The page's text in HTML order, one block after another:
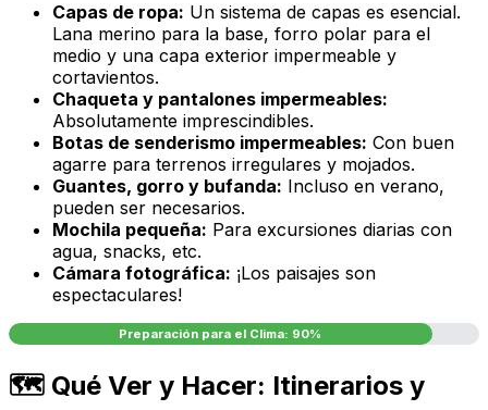
Capas de ropa: Un sistema de capas es esencial.
Lana merino para la base, forro polar para el
medio y una capa exterior impermeable y
cortavientos.
Chaqueta y pantalones impermeables:
Absolutamente imprescindibles.
Botas de senderismo impermeables: Con buen
agarre para terrenos irregulares y mojados.
Guantes, gorro y bufanda: Incluso en verano,
pueden ser necesarios.
Mochila pequeña: Para excursiones diarias con
agua, snacks, etc.
Cámara fotográfica: ¡Los paisajes son
espectaculares!
Preparación para el Clima: 90%
🗺️ Qué Ver y Hacer: Itinerarios y